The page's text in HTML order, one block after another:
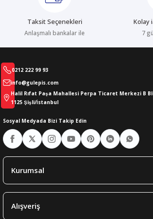
Taksit Seçenekleri
Anlaşmalı bankalar ile
Kolay
7
0212 222 99 93
info@gulepis.com
Halil Rıfat Paşa Mahallesi Perpa Ticaret Merkezi B
1125 Şişli/İstanbul
Sosyal Medyada Bizi Takip Edin
Kurumsal
Alışveriş